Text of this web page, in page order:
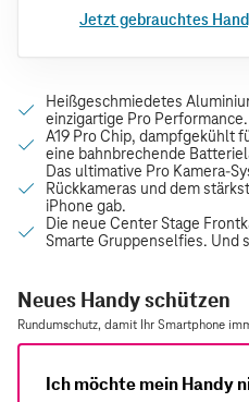
Jetzt gebrauchtes
Neues Handy schützen
Rundumschutz, damit Ihr Smartphone
Ich möchte mein Handy